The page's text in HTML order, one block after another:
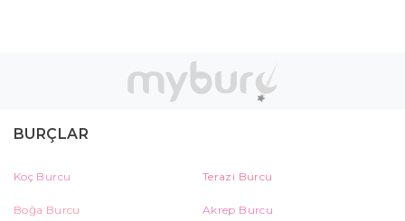
BURÇLAR
Koç Burcu Terazi Burcu
Boğa Burcu Akrep Burcu